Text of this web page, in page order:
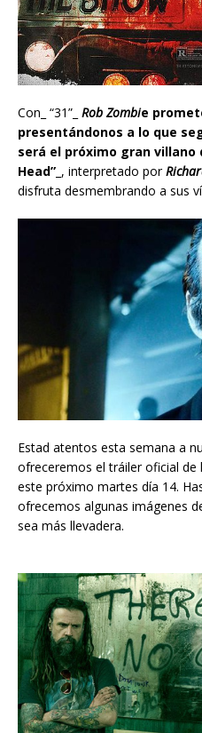
Con_ “31”_ Rob Zombie
presentándonos a lo que
será el próximo gran villano
Head” _, interpretado por
disfruta desmembrando a sus
Estad atentos esta semana a
ofreceremos el tráiler oficial de
este próximo martes día 14.
ofrecemos algunas imágenes
sea más llevadera.